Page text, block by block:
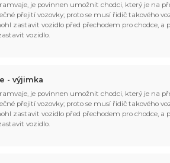
je povinnen umožnit chodci, který je na
přejití vozovky; proto se musí řidič takového
zastavit vozidlo před přechodem pro chodce, a
vozidlo.
- výjimka
je povinnen umožnit chodci, který je na
přejití vozovky; proto se musí řidič takového
zastavit vozidlo před přechodem pro chodce, a
vozidlo.